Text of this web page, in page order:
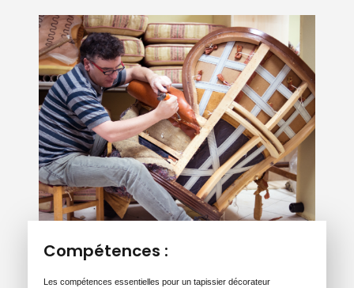
Compétences :
Les compétences essentielles pour un tapissier décorateur